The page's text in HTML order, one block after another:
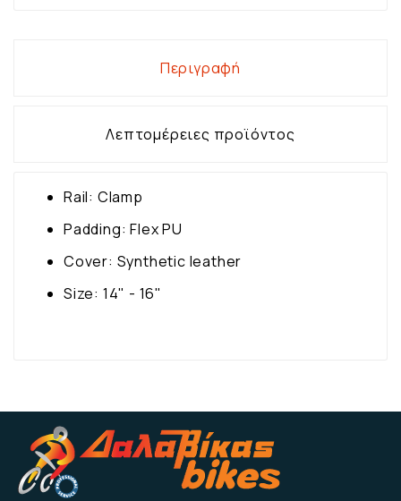
Περιγραφή
Λεπτομέρειες προϊόντος
Rail: Clamp
Padding: Flex PU
Cover: Synthetic leather
Size: 14" - 16"